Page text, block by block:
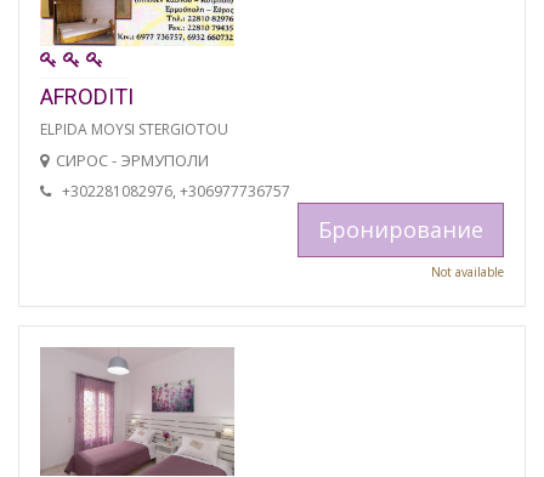
AFRODITI
ELPIDA MOYSI STERGIOTOU
СИРОС - ЭРМУПОЛИ
+302281082976, +306977736757
Бронирование
Not available